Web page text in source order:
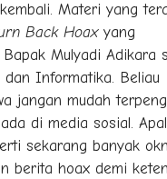
Materi yang
Back Hoax yang
Mulyadi Adikara
dan Informatika. Beliau
jangan mudah
di media sosial.
sekarang banyak
berita hoax demi